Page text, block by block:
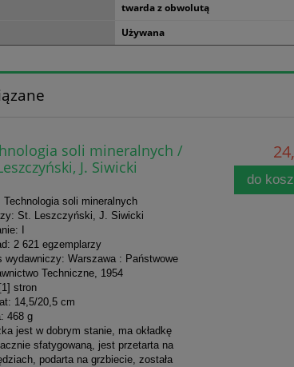
twarda z obwolutą
Używana
soli mineralnych /
J. Siwicki
Technologia soli mineralnych
St. Leszczyński, J. Siwicki
I
2 621 egzemplarzy
wydawniczy: Warszawa : Państwowe
Techniczne, 1954
stron
14,5/20,5 cm
468 g
jest w dobrym stanie, ma okładkę
sfatygowaną, jest przetarta na
podarta na grzbiecie, została
do